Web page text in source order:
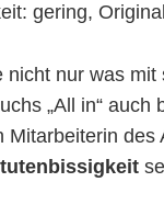
gering,
nicht nur was
„All in“
Mitarbeiterin